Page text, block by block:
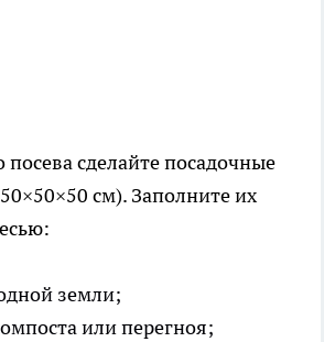
посева сделайте посадочные
см). Заполните их
земли;
или перегноя;